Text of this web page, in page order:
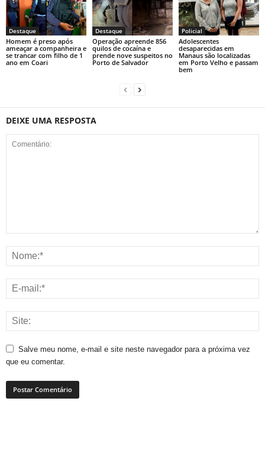
Destaque
Homem é preso após
ameaçar a companheira e
se trancar com filho de 1
ano em Coari
Destaque
Operação apreende 856
quilos de cocaína e
prende nove suspeitos no
Porto de Salvador
Policial
Adolescentes
desaparecidas em
Manaus são localizadas
em Porto Velho e passam
bem
DEIXE UMA RESPOSTA
Salve meu nome, e-mail e site neste navegador para a próxima vez
que eu comentar.